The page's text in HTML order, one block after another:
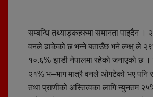
सम्बन्धि तथ्याङ्कहरुमा समानता पाइदैन ।
वनले ढाकेको छ भन्ने बताउँछ भने ल्भ्क्ष् ले
१०.६% झाडी नेपालमा रहेको जनाएको छ ।
२१% भ–भाग मात्रै वनले ओगटेको भए पनि
तथा प्राणीको अस्तित्वका लागि न्युनतम